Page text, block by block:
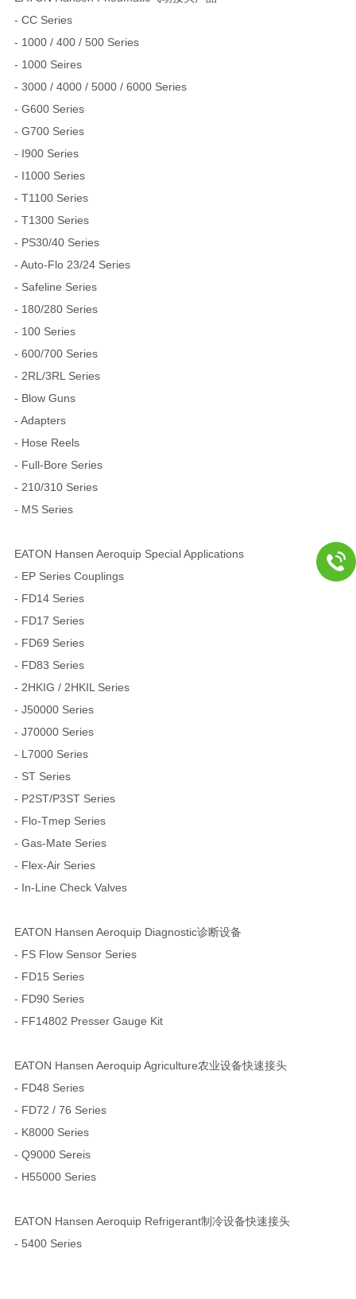
- CC Series
- 1000 / 400 / 500 Series
- 1000 Seires
- 3000 / 4000 / 5000 / 6000 Series
- G600 Series
- G700 Series
- I900 Series
- I1000 Series
- T1100 Series
- T1300 Series
- PS30/40 Series
- Auto-Flo 23/24 Series
- Safeline Series
- 180/280 Series
- 100 Series
- 600/700 Series
- 2RL/3RL Series
- Blow Guns
- Adapters
- Hose Reels
- Full-Bore Series
- 210/310 Series
- MS Series
EATON Hansen Aeroquip Special Applications
- EP Series Couplings
- FD14 Series
- FD17 Series
- FD69 Series
- FD83 Series
- 2HKIG / 2HKIL Series
- J50000 Series
- J70000 Series
- L7000 Series
- ST Series
- P2ST/P3ST Series
- Flo-Tmep Series
- Gas-Mate Series
- Flex-Air Series
- In-Line Check Valves
EATON Hansen Aeroquip Diagnostic诊断设备
- FS Flow Sensor Series
- FD15 Series
- FD90 Series
- FF14802 Presser Gauge Kit
EATON Hansen Aeroquip Agriculture农业设备快速接头
- FD48 Series
- FD72 / 76 Series
- K8000 Series
- Q9000 Sereis
- H55000 Series
EATON Hansen Aeroquip Refrigerant制冷设备快速接头
- 5400 Series